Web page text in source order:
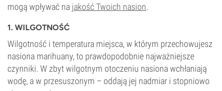
mogą wpływać na jakość Twoich nasion.
1. WILGOTNOŚĆ
Wilgotność i temperatura miejsca, w którym przechowujesz
nasiona marihuany, to prawdopodobnie najważniejsze
czynniki. W zbyt wilgotnym otoczeniu nasiona wchłaniają
wodę, a w przesuszonym – oddają jej nadmiar i stopniowo